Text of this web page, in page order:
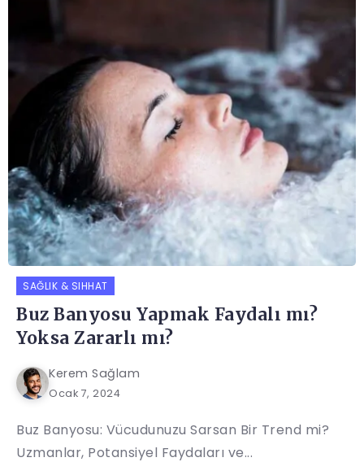
SAĞLIK & SIHHAT
Buz Banyosu Yapmak Faydalı mı?
Yoksa Zararlı mı?
Kerem Sağlam
Ocak 7, 2024
Buz Banyosu: Vücudunuzu Sarsan Bir Trend mi?
Uzmanlar, Potansiyel Faydaları ve...